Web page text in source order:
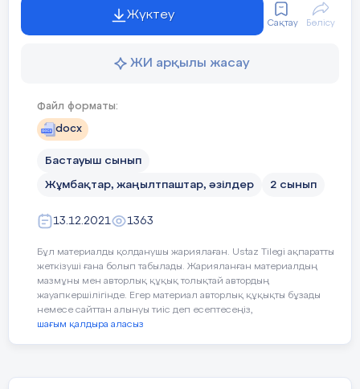
4.Ас атасы
Қайрат Іңкәр
Жүктеу
Сақтау Бөлісу
ЖИ арқылы жасау
Файл форматы:
docx
Бастауыш сынып
Жұмбақтар, жаңылтпаштар, әзілдер 2 сынып
13.12.2021 1363
Бұл материалды қолданушы жариялаған. Ustaz Tilegi ақпаратты
жеткізуші ғана болып табылады. Жарияланған материалдың
мазмұны мен авторлық құқық толықтай автордың
жауапкершілігінде. Егер материал авторлық құқықты бұзады
немесе сайттан алынуы тиіс деп есептесеңіз,
шағым қалдыра аласыз